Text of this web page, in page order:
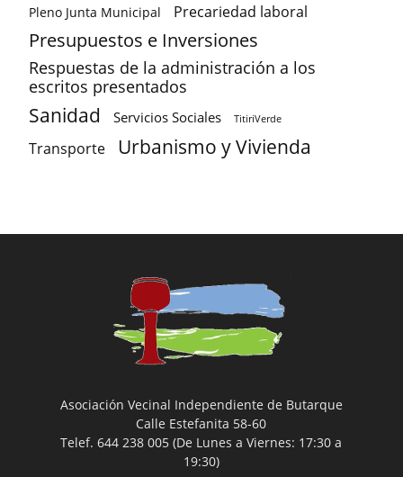
Pleno Junta Municipal Precariedad laboral
Presupuestos e Inversiones
Respuestas de la administración a los
escritos presentados
Sanidad Servicios Sociales TitiriVerde
Transporte Urbanismo y Vivienda
Asociación Vecinal Independiente de Butarque
Calle Estefanita 58-60
Telef. 644 238 005 (De Lunes a Viernes: 17:30 a
19:30)